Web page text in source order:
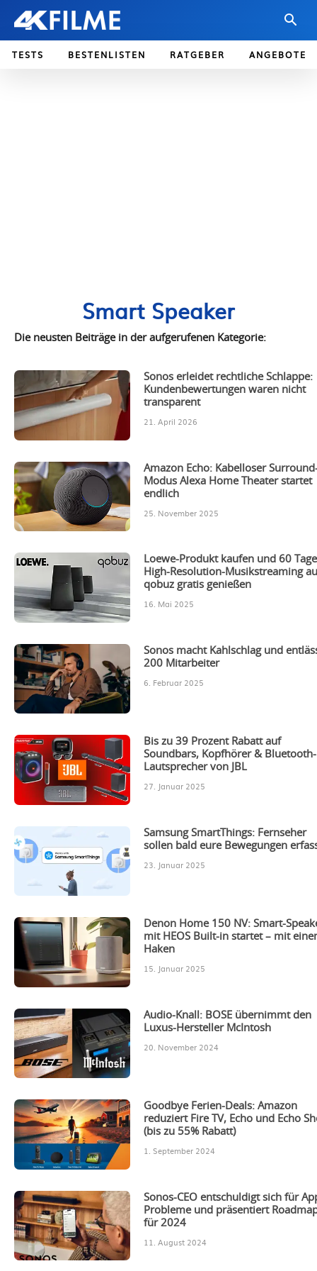
TESTS BESTENLISTEN RATGEBER ANGEBOTE
Smart Speaker
Die neusten Beiträge in der aufgerufenen Kategorie:
Sonos erleidet rechtliche Schlappe:
Kundenbewertungen waren nicht
transparent
21. April 2026
Amazon Echo: Kabelloser
Modus Alexa Home Theater startet
endlich
25. November 2025
Loewe-Produkt kaufen und 60 Tage
High-Resolution-Musikstreaming
qobuz gratis genießen
16. Mai 2025
Sonos macht Kahlschlag und
200 Mitarbeiter
6. Februar 2025
Bis zu 39 Prozent Rabatt auf
Soundbars, Kopfhörer & Bluetooth-
Lautsprecher von JBL
27. Januar 2025
Samsung SmartThings: Fernseher
sollen bald eure Bewegungen
23. Januar 2025
Denon Home 150 NV: Smart-
mit HEOS Built-in startet – mit
Haken
15. Januar 2025
Audio-Knall: BOSE übernimmt den
Luxus-Hersteller McIntosh
20. November 2024
Goodbye Ferien-Deals: Amazon
reduziert Fire TV, Echo und Echo
(bis zu 55% Rabatt)
1. September 2024
Sonos-CEO entschuldigt sich für
Probleme und präsentiert
für 2024
11. August 2024